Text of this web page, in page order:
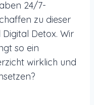
24/7-
zu dieser
Detox. Wir
so ein
wirklich und